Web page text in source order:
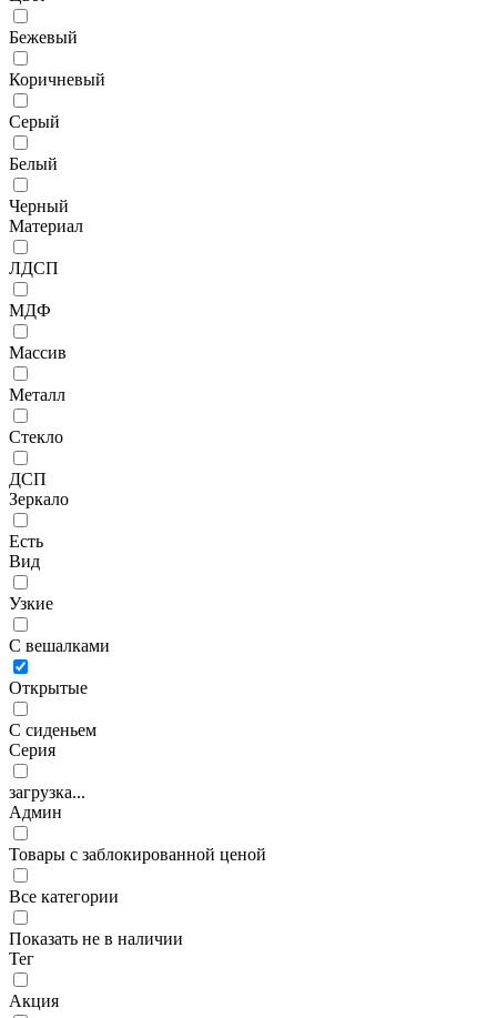
Бежевый
Коричневый
Серый
Белый
Черный
Материал
ЛДСП
МДФ
Массив
Металл
Стекло
ДСП
Зеркало
Есть
Вид
Узкие
С вешалками
Открытые
С сиденьем
Серия
загрузка...
Админ
Товары с заблокированной ценой
Все категории
Показать не в наличии
Тег
Акция